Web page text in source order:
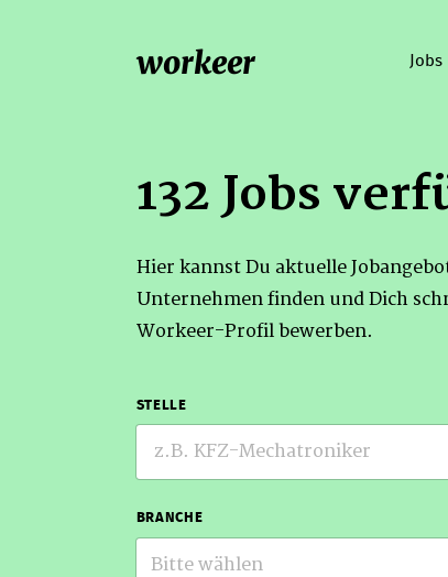
workeer Jobs
132 Jobs
Hier kannst Du aktuelle
Unternehmen finden und Dich
Workeer-Profil bewerben.
STELLE
BRANCHE
Bitte wählen